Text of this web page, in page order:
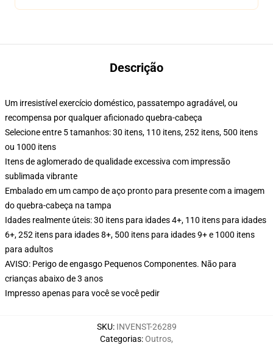
Descrição
Um irresistível exercício doméstico, passatempo agradável, ou
recompensa por qualquer aficionado quebra-cabeça
Selecione entre 5 tamanhos: 30 itens, 110 itens, 252 itens, 500 itens
ou 1000 itens
Itens de aglomerado de qualidade excessiva com impressão
sublimada vibrante
Embalado em um campo de aço pronto para presente com a imagem
do quebra-cabeça na tampa
Idades realmente úteis: 30 itens para idades 4+, 110 itens para idades
6+, 252 itens para idades 8+, 500 itens para idades 9+ e 1000 itens
para adultos
AVISO: Perigo de engasgo Pequenos Componentes. Não para
crianças abaixo de 3 anos
Impresso apenas para você se você pedir
SKU: INVENST-26289
Categorias:Outros,